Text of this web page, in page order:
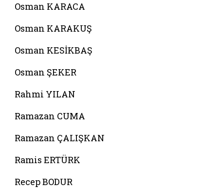
Osman KARACA
Osman KARAKUŞ
Osman KESİKBAŞ
Osman ŞEKER
Rahmi YILAN
Ramazan CUMA
Ramazan ÇALIŞKAN
Ramis ERTÜRK
Recep BODUR